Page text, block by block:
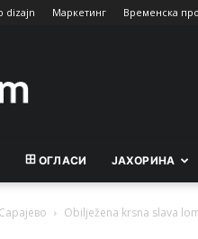
dizajn Маркетинг Временска
ОГЛАСИ ЈАХОРИНА
Obilježena krsna slava